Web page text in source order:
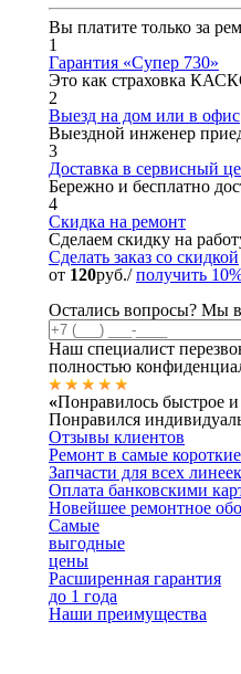
Вы платите только за
1
Гарантия «Супер 730»
Это как страховка
2
Выезд на дом или в офис
Выездной инженер
3
Доставка в сервисный
Бережно и бесплатно
4
Скидка на ремонт
Сделаем скидку на
Сделать заказ со скидкой
от 120руб./получить
Остались вопросы? Мы
Наш специалист
полностью
«Понравилось быстрое
Понравился
Отзывы клиентов
Ремонт в самые
Запчасти для всех
Оплата банковскими
Новейшее ремонтное
Самые
выгодные
цены
Расширенная гарантия
до 1 года
Наши преимущества